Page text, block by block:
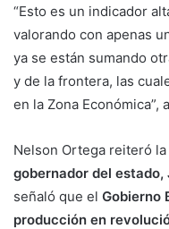
“Esto es un indicador
valorando con apenas
ya se están sumando
y de la frontera, las
en la Zona Económica”,
Nelson Ortega reiteró
gobernador del estado,
señaló que el Gobierno
producción en